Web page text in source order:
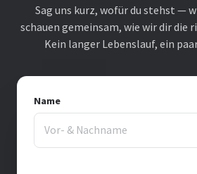
Sag uns kurz, wofür du stehst —
schauen gemeinsam, wie wir dir die
Kein langer Lebenslauf, ein
Name